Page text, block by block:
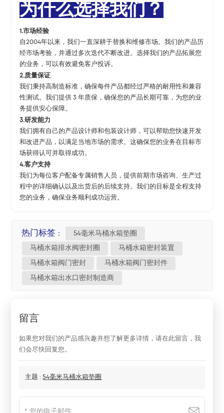
为什么选择我们？
1.市场经验
自2004年以来，我们一直深耕于替换和维修市场。我们的产品历
经市场考验，并通过多次迭代不断改进。选择我们的产品拓展您
的业务，可以有效避免客户投诉。
2.质量保证
我们秉持高制造标准，确保每件产品都经过严格的耐用性和兼容
性测试。我们提供 3 年质保，确保您的产品长期可靠，为您的业
务提供安心保障。
3.研发能力
我们拥有自己的产品设计师和包装设计师，可以帮助您快速开发
和改进产品，以满足当地市场的需求。这确保您的业务在目标市
场获得认可并取得成功。
4.客户支持
我们为每位客户配备专属销售人员，提供前期市场咨询、生产过
程中的详细确认以及出货后的后续支持。我们的目标是全程支持
您的业务，确保业务顺利成功运营。
热门标签 : 54毫米马桶水箱垫圈
马桶水箱排水阀密封圈 马桶水箱密封装置
马桶水箱阀门密封 马桶水箱阀门密封件
马桶水箱出水口密封制造商
留言
如果您对我们的产品感兴趣并想了解更多详情，请在此留言，我
们会尽快回复您。
主题 :54毫米马桶水箱垫圈